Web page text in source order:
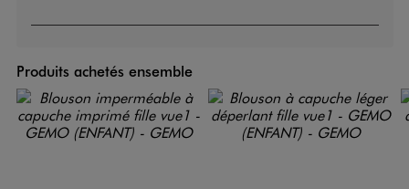
Produits achetés ensemble